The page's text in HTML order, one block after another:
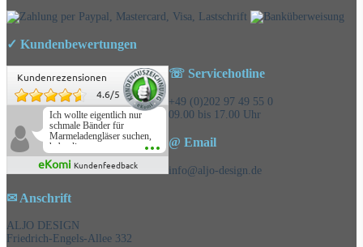
✓ Kundenbewertungen
Kundenrezensionen
4.6/5
Ich wollte eigentlich nur
schmale Bänder für
Marmeladengläser suchen,
habe die
Überraschungsbänder
mitbestellt und war positiv
eKomi Kundenfeedback
☏ Servicehotline
+49 (0)202 97 49 55 0
09.00 bis 17.00 Uhr
@ Email
info@aljo-design.de
✉ Anschrift
ALJO DESIGN
Friedrich-Engels-Allee 332